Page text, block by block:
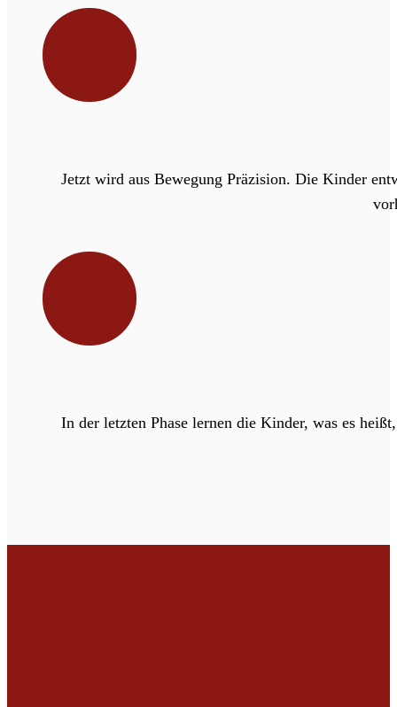
Jetzt wird aus Bewegung Präzision. Die Kinder
In der letzten Phase lernen die Kinder, was es